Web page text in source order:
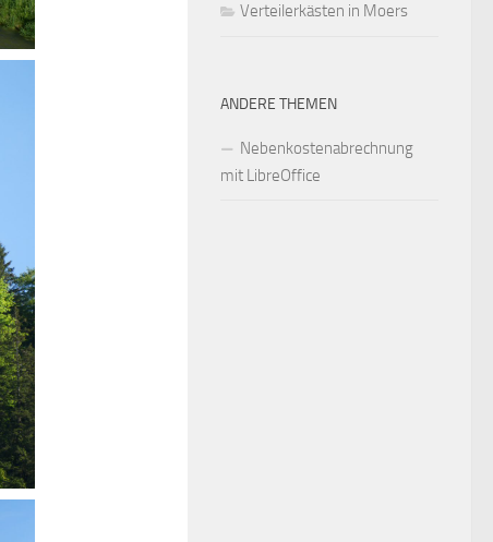
Verteilerkästen in Moers
ANDERE THEMEN
Nebenkostenabrechnung
mit LibreOffice